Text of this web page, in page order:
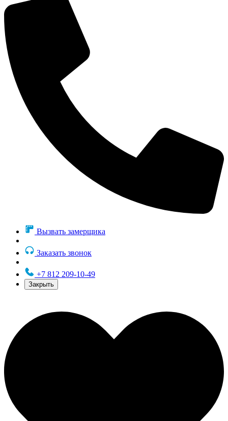
Вызвать замерщика
Заказать звонок
+7 812 209-10-49
Закрыть